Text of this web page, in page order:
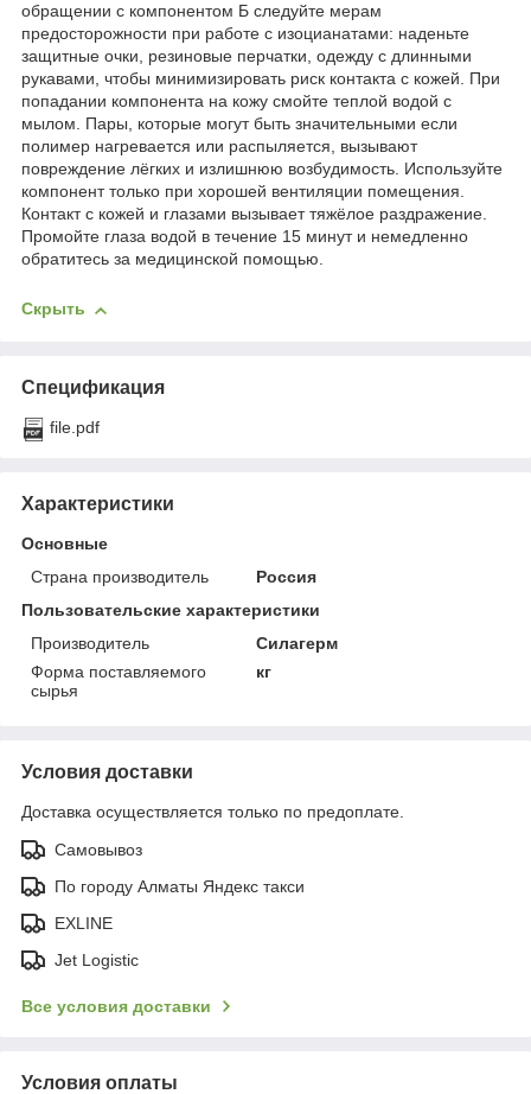
обращении с компонентом Б следуйте мерам
предосторожности при работе с изоцианатами: наденьте
защитные очки, резиновые перчатки, одежду с длинными
рукавами, чтобы минимизировать риск контакта с кожей. При
попадании компонента на кожу смойте теплой водой с
мылом. Пары, которые могут быть значительными если
полимер нагревается или распыляется, вызывают
повреждение лёгких и излишнюю возбудимость. Используйте
компонент только при хорошей вентиляции помещения.
Контакт с кожей и глазами вызывает тяжёлое раздражение.
Промойте глаза водой в течение 15 минут и немедленно
обратитесь за медицинской помощью.
Скрыть
Спецификация
file.pdf
Характеристики
Основные
Страна производитель
Россия
Пользовательские характеристики
Производитель
Силагерм
Форма поставляемого
сырья
кг
Условия доставки
Доставка осуществляется только по предоплате.
Самовывоз
По городу Алматы Яндекс такси
EXLINE
Jet Logistic
Все условия доставки
Условия оплаты